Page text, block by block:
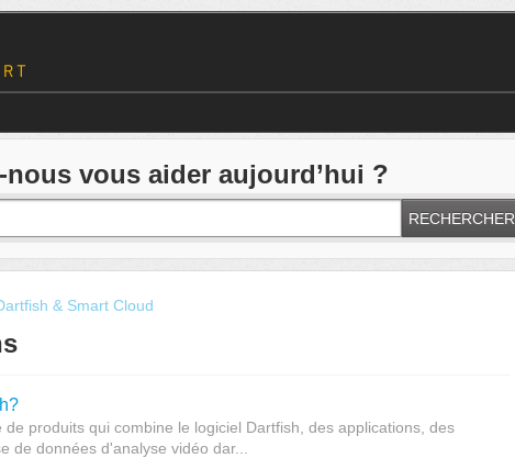
vous aider aujourd’hui ?
RECHERCHER
& Smart Cloud
produits qui combine le logiciel Dartfish, des applications, des
de données d'analyse vidéo dar...